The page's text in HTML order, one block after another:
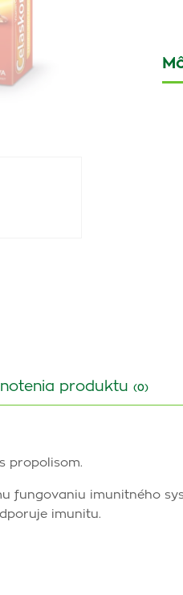
produktu (0)
propolisom.
fungovaniu imunitného
imunitu.